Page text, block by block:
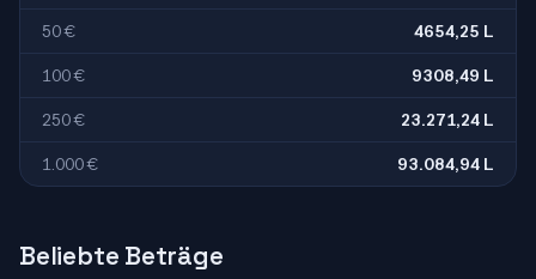
50 € 4654,25 L
100 € 9308,49 L
250 € 23.271,24 L
1.000 € 93.084,94 L
Beliebte Beträge